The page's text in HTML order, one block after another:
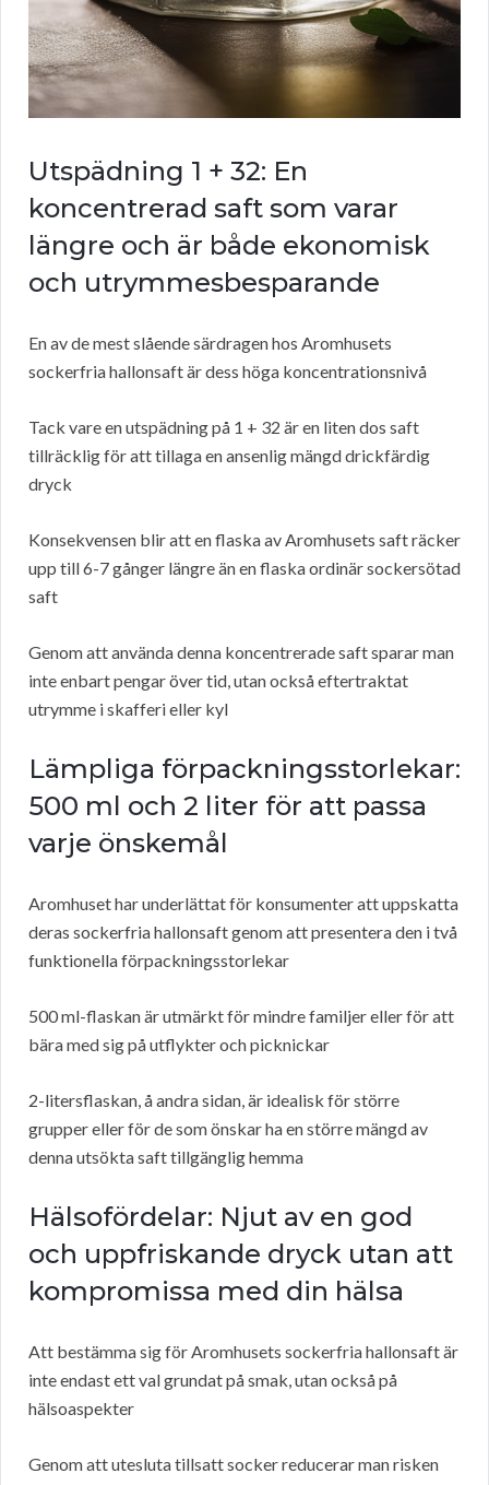
Utspädning 1 + 32: En
koncentrerad saft som varar
längre och är både ekonomisk
och utrymmesbesparande
En av de mest slående särdragen hos Aromhusets
sockerfria hallonsaft är dess höga koncentrationsnivå
Tack vare en utspädning på 1 + 32 är en liten dos saft
tillräcklig för att tillaga en ansenlig mängd drickfärdig
dryck
Konsekvensen blir att en flaska av Aromhusets saft räcker
upp till 6-7 gånger längre än en flaska ordinär sockersötad
saft
Genom att använda denna koncentrerade saft sparar man
inte enbart pengar över tid, utan också eftertraktat
utrymme i skafferi eller kyl
Lämpliga förpackningsstorlekar:
500 ml och 2 liter för att passa
varje önskemål
Aromhuset har underlättat för konsumenter att uppskatta
deras sockerfria hallonsaft genom att presentera den i två
funktionella förpackningsstorlekar
500 ml-flaskan är utmärkt för mindre familjer eller för att
bära med sig på utflykter och picknickar
2-litersflaskan, å andra sidan, är idealisk för större
grupper eller för de som önskar ha en större mängd av
denna utsökta saft tillgänglig hemma
Hälsofördelar: Njut av en god
och uppfriskande dryck utan att
kompromissa med din hälsa
Att bestämma sig för Aromhusets sockerfria hallonsaft är
inte endast ett val grundat på smak, utan också på
hälsoaspekter
Genom att utesluta tillsatt socker reducerar man risken